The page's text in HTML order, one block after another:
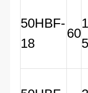
50HBF-
18
60
5